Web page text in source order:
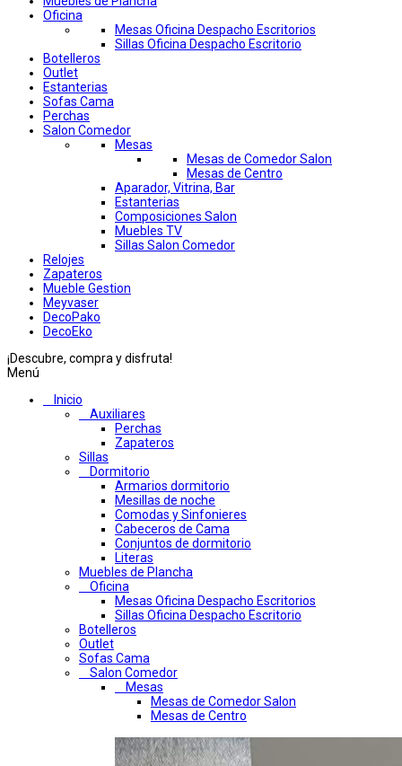
Oficina
Mesas Oficina Despacho Escritorios
Sillas Oficina Despacho Escritorio
Botelleros
Outlet
Estanterias
Sofas Cama
Perchas
Salon Comedor
Mesas
Mesas de Comedor Salon
Mesas de Centro
Aparador, Vitrina, Bar
Estanterias
Composiciones Salon
Muebles TV
Sillas Salon Comedor
Relojes
Zapateros
Mueble Gestion
Meyvaser
DecoPako
DecoEko
¡Descubre, compra y disfruta!
Menú
Inicio
Auxiliares
Perchas
Zapateros
Sillas
Dormitorio
Armarios dormitorio
Mesillas de noche
Comodas y Sinfonieres
Cabeceros de Cama
Conjuntos de dormitorio
Literas
Muebles de Plancha
Oficina
Mesas Oficina Despacho Escritorios
Sillas Oficina Despacho Escritorio
Botelleros
Outlet
Sofas Cama
Salon Comedor
Mesas
Mesas de Comedor Salon
Mesas de Centro